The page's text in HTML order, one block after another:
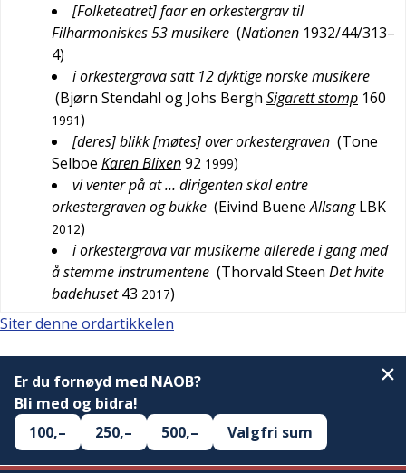
[Folketeatret] faar en orkestergrav til
Filharmoniskes 53 musikere (Nationen 1932/44/313–
4)
i orkestergrava satt 12 dyktige norske musikere
(Bjørn Stendahl og Johs Bergh Sigarett stomp 160
1991)
[deres] blikk [møtes] over orkestergraven (Tone
Selboe Karen Blixen92 1999)
vi venter på at … dirigenten skal entre
orkestergraven og bukke (Eivind Buene Allsang LBK
2012)
i orkestergrava var musikerne allerede i gang med
å stemme instrumentene (Thorvald Steen Det hvite
badehuset 43 2017)
Siter denne ordartikkelen
Er du fornøyd med NAOB?
Bli med og bidra!
100,–
250,– 500,– Valgfri sum